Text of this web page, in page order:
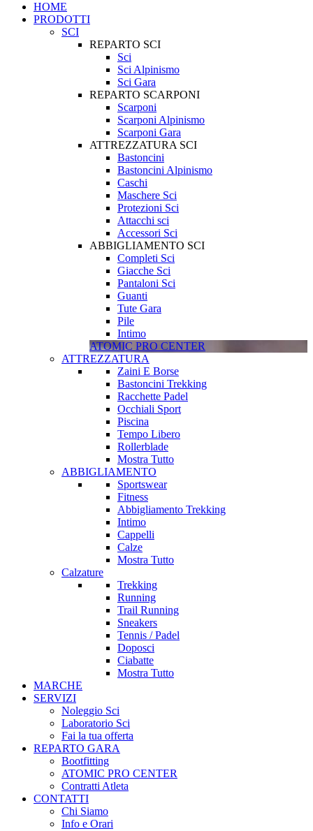
HOME
PRODOTTI
SCI
REPARTO SCI
Sci
Sci Alpinismo
Sci Gara
REPARTO SCARPONI
Scarponi
Scarponi Alpinismo
Scarponi Gara
ATTREZZATURA SCI
Bastoncini
Bastoncini Alpinismo
Caschi
Maschere Sci
Protezioni Sci
Attacchi sci
Accessori Sci
ABBIGLIAMENTO SCI
Completi Sci
Giacche Sci
Pantaloni Sci
Guanti
Tute Gara
Pile
Intimo
ATOMIC PRO CENTER
ATTREZZATURA
Zaini E Borse
Bastoncini Trekking
Racchette Padel
Occhiali Sport
Piscina
Tempo Libero
Rollerblade
Mostra Tutto
ABBIGLIAMENTO
Sportswear
Fitness
Abbigliamento Trekking
Intimo
Cappelli
Calze
Mostra Tutto
Calzature
Trekking
Running
Trail Running
Sneakers
Tennis / Padel
Doposci
Ciabatte
Mostra Tutto
MARCHE
SERVIZI
Noleggio Sci
Laboratorio Sci
Fai la tua offerta
REPARTO GARA
Bootfitting
ATOMIC PRO CENTER
Contratti Atleta
CONTATTI
Chi Siamo
Info e Orari